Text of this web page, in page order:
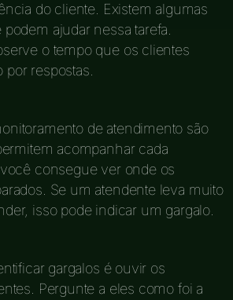
do cliente. Existem algumas
ajudar nessa tarefa.
o tempo que os clientes
respostas.
de atendimento são
acompanhar cada
consegue ver onde os
Se um atendente leva muito
isso pode indicar um gargalo.
gargalos é ouvir os
Pergunte a eles como foi a